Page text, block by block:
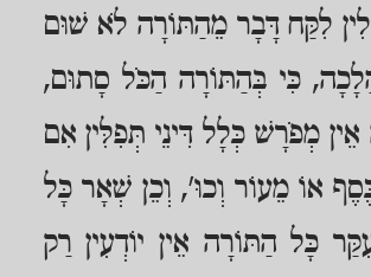
לִקַּח דָּבָר מֵהַתּוֹרָה לֹא שׁוּם
כִּי בְּהַתּוֹרָה הַכֹּל סָתוּם,
מְפֹרָשׁ כְּלָל דִּינֵי תְּפִלִּין אִם
אוֹ מֵעוֹר וְכוּ', וְכֵן שְׁאָר כָּל
כָּל הַתּוֹרָה אֵין יוֹדְעִין רַק